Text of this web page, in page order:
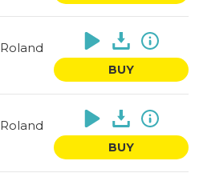
Roland
BUY
Roland
BUY